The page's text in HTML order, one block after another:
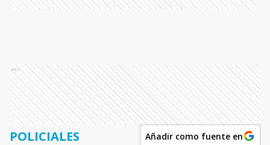
Ads
POLICIALES Añadir como fuente en